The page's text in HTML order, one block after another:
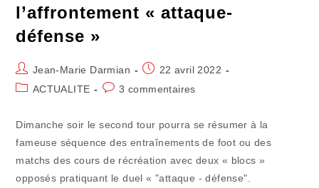
l’affrontement « attaque-
défense »
Auteur/autrice
de
Jean-Marie Darmian
Publication
publiée :
22 avril 2022
PostACTUALITE
Commentaires
publication :
3 commentaires
Dimanche soir le second tour pourra se résumer à la
fameuse séquence des entraînements de foot ou des
matchs des cours de récréation avec deux « blocs »
opposés pratiquant le duel « "attaque - défense".